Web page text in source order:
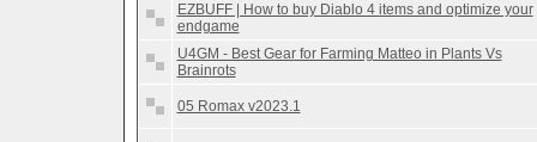
EZBUFF | How to buy Diablo 4 items and optimize your
endgame
U4GM - Best Gear for Farming Matteo in Plants Vs
Brainrots
05 Romax v2023.1